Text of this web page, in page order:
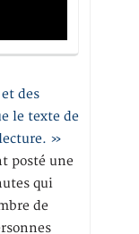
des
le texte de
»
posté une
qui
de